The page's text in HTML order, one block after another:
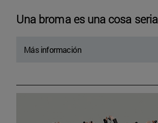
Una broma es una cosa seria
Más información